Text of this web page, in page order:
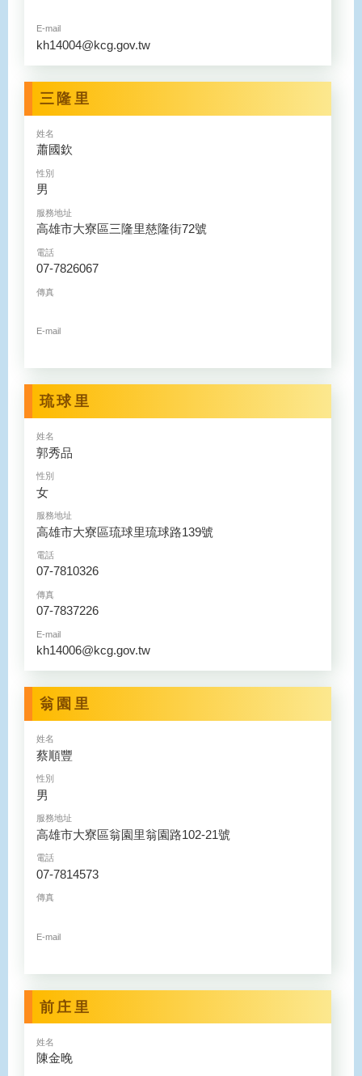
E-mail
kh14004@kcg.gov.tw
三隆里
姓名
蕭國欽
性別
男
服務地址
高雄市大寮區三隆里慈隆街72號
電話
07-7826067
傳真
E-mail
琉球里
姓名
郭秀品
性別
女
服務地址
高雄市大寮區琉球里琉球路139號
電話
07-7810326
傳真
07-7837226
E-mail
kh14006@kcg.gov.tw
翁園里
姓名
蔡順豐
性別
男
服務地址
高雄市大寮區翁園里翁園路102-21號
電話
07-7814573
傳真
E-mail
前庄里
姓名
陳金晚